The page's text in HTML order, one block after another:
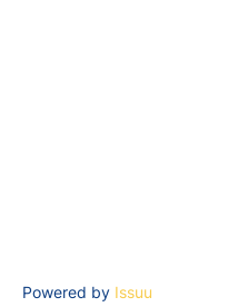
Powered by Issuu